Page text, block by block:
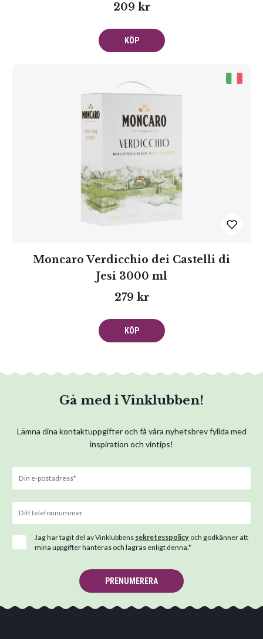
209 kr
KÖP
Moncaro Verdicchio dei Castelli di
Jesi 3000 ml
279 kr
KÖP
Gå med i Vinklubben!
Lämna dina kontaktuppgifter och få våra nyhetsbrev fyllda med
inspiration och vintips!
Jag har tagit del av Vinklubbens sekretesspolicy och godkänner att
mina uppgifter hanteras och lagras enligt denna.*
PRENUMERERA